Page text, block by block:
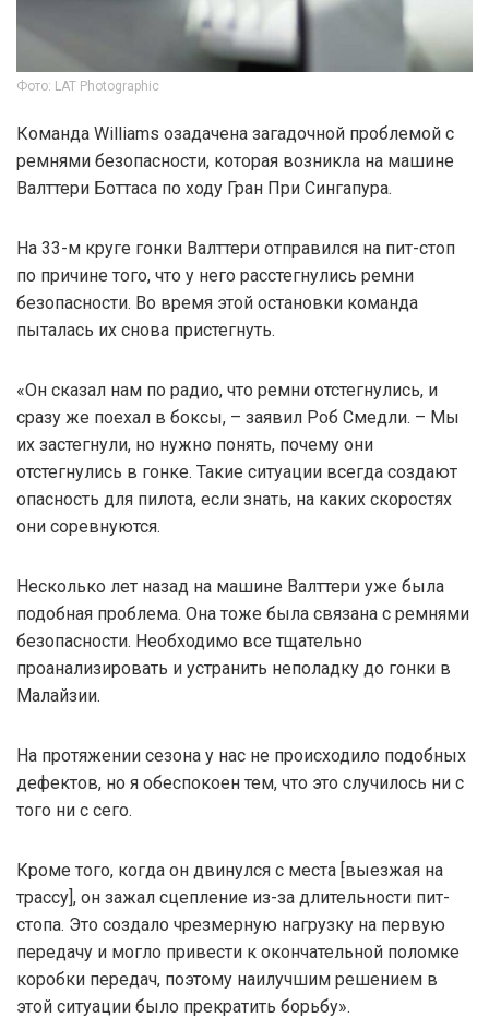
Фото: LAT Photographic
Команда Williams озадачена загадочной проблемой с
ремнями безопасности, которая возникла на машине
Валттери Боттаса по ходу Гран При Сингапура.
На 33-м круге гонки Валттери отправился на пит-стоп
по причине того, что у него расстегнулись ремни
безопасности. Во время этой остановки команда
пыталась их снова пристегнуть.
«Он сказал нам по радио, что ремни отстегнулись, и
сразу же поехал в боксы, – заявил Роб Смедли. – Мы
их застегнули, но нужно понять, почему они
отстегнулись в гонке. Такие ситуации всегда создают
опасность для пилота, если знать, на каких скоростях
они соревнуются.
Несколько лет назад на машине Валттери уже была
подобная проблема. Она тоже была связана с ремнями
безопасности. Необходимо все тщательно
проанализировать и устранить неполадку до гонки в
Малайзии.
На протяжении сезона у нас не происходило подобных
дефектов, но я обеспокоен тем, что это случилось ни с
того ни с сего.
Кроме того, когда он двинулся с места [выезжая на
трассу], он зажал сцепление из-за длительности пит-
стопа. Это создало чрезмерную нагрузку на первую
передачу и могло привести к окончательной поломке
коробки передач, поэтому наилучшим решением в
этой ситуации было прекратить борьбу».